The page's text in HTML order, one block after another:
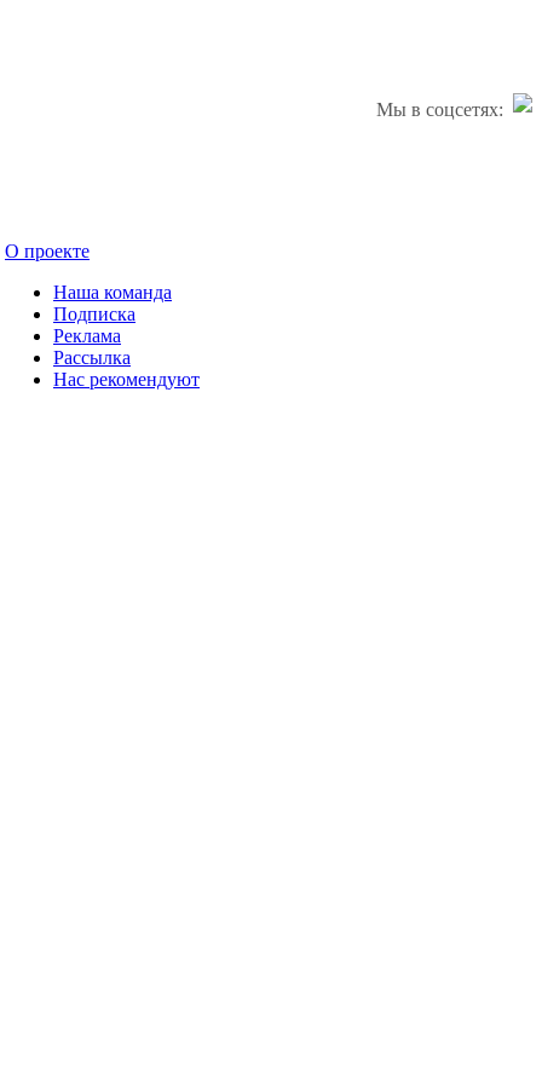
Мы в соцсетях:
О проекте
Наша команда
Подписка
Реклама
Рассылка
Нас рекомендуют